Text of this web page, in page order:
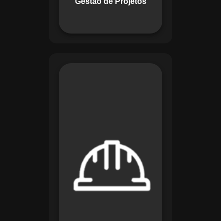
com eficiência.
Maestro organiza
registros de exames
e treinamentos,
automatiza alertas e
disponibiliza